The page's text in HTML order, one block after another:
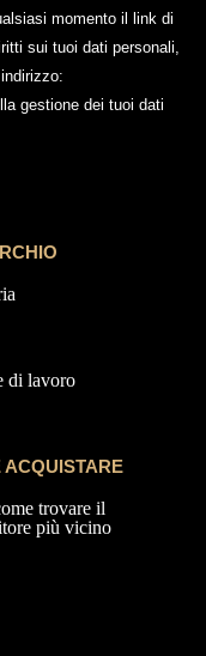
momento il link di
sui tuoi dati personali,
gestione dei tuoi dati
di lavoro
ACQUISTARE
trovare il
più vicino